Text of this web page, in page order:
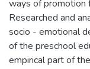
ways of promotion
Researched and
socio - emotional
of the preschool
empirical part of